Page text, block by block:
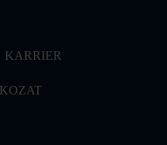
KARRIER